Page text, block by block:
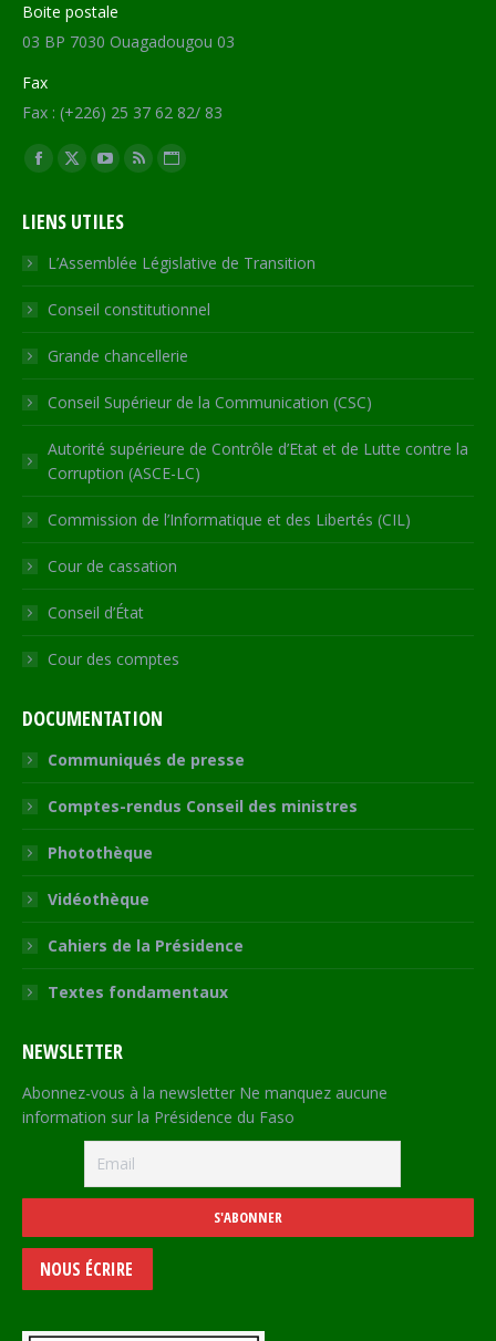
Boite postale
03 BP 7030 Ouagadougou 03
Fax
Fax : (+226) 25 37 62 82/ 83
Trouvez nous sur :
Facebook
opens
in
new
window
X
opens
in
new
window
YouTube
opens
in
new
window
RSS
in
new
window
Site
opens
in
new
LIENS UTILES
L’Assemblée Législative de Transition
Conseil constitutionnel
Grande chancellerie
Conseil Supérieur de la Communication (CSC)
Autorité supérieure de Contrôle d’Etat et de Lutte contre la
Corruption (ASCE-LC)
Commission de l’Informatique et des Libertés (CIL)
Cour de cassation
Conseil d’État
Cour des comptes
DOCUMENTATION
Communiqués de presse
Comptes-rendus Conseil des ministres
Photothèque
Vidéothèque
Cahiers de la Présidence
Textes fondamentaux
NEWSLETTER
Abonnez-vous à la newsletter Ne manquez aucune
information sur la Présidence du Faso
NOUS ÉCRIRE